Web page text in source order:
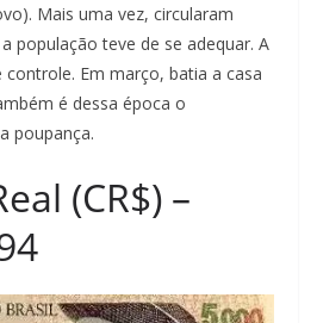
Mais uma vez, circularam
população teve de se adequar. A
Em março, batia a casa
é dessa época o
poupança.
(CR$) –